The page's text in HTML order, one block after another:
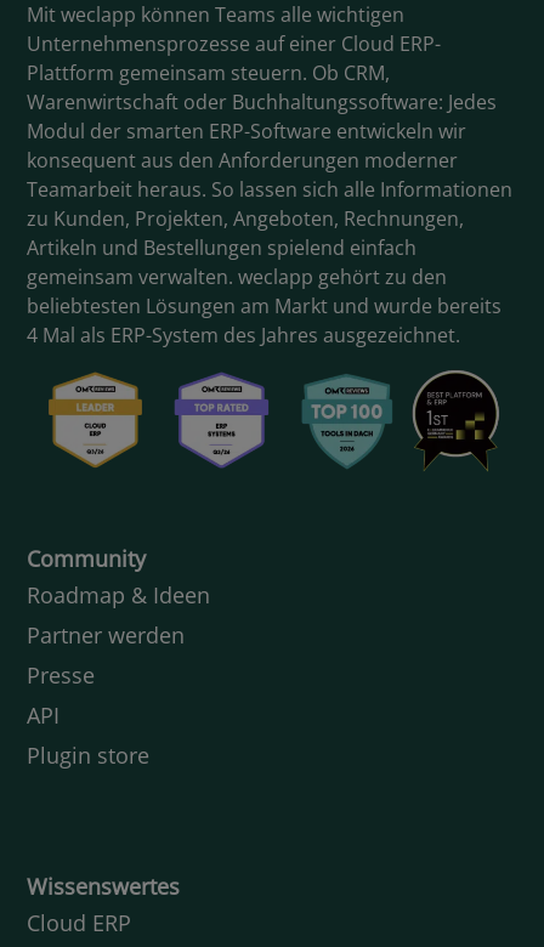
Mit weclapp können Teams alle wichtigen
Unternehmensprozesse auf einer Cloud ERP-
Plattform gemeinsam steuern. Ob CRM,
Warenwirtschaft oder Buchhaltungssoftware: Jedes
Modul der smarten ERP-Software entwickeln wir
konsequent aus den Anforderungen moderner
Teamarbeit heraus. So lassen sich alle Informationen
zu Kunden, Projekten, Angeboten, Rechnungen,
Artikeln und Bestellungen spielend einfach
gemeinsam verwalten. weclapp gehört zu den
beliebtesten Lösungen am Markt und wurde bereits
4 Mal als ERP-System des Jahres ausgezeichnet.
Community
Roadmap & Ideen
Partner werden
Presse
API
Plugin store
Wissenswertes
Cloud ERP